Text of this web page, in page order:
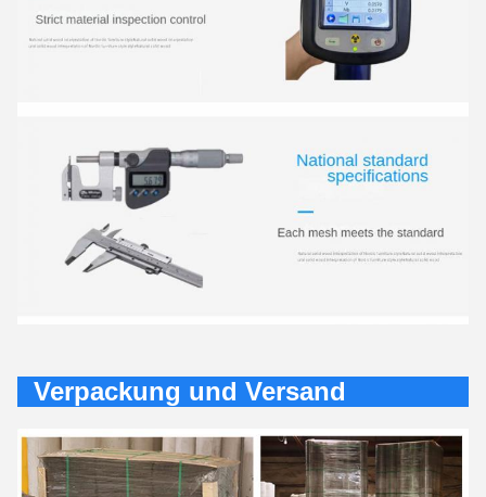
Verpackung und Versand